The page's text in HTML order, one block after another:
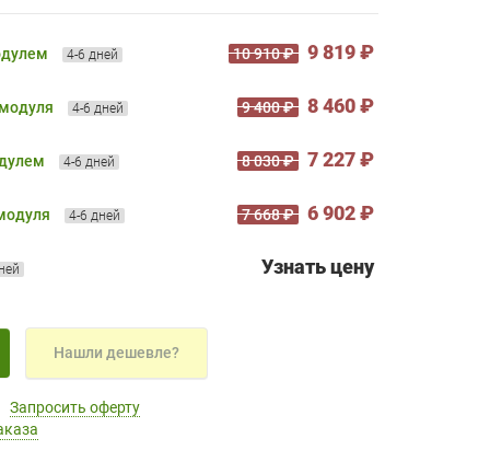
4-6 дней 10 910 ₽ 9 819 ₽
4-6 дней 9 400 ₽ 8 460 ₽
4-6 дней 8 030 ₽ 7 227 ₽
4-6 дней 7 668 ₽ 6 902 ₽
Узнать цену
Нашли дешевле?
Запросить оферту